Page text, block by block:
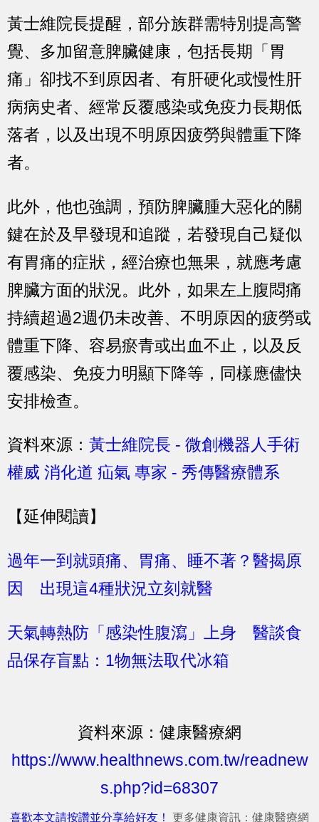
黃士維院長提醒，部分族群需特別提高警
覺、多加留意脾臟健康，包括長期「胃
痛」卻找不到原因者、有肝硬化或慢性肝
病病史者、經常反覆感染或免疫力長期低
落者，以及出現不明原因疲勞與體重下降
者。
此外，他也強調，預防脾臟腫大惡化的關
鍵在於及早發現和追蹤，若發現自己疑似
有胃痛的症狀，經治療也無果，就應考慮
脾臟方面的狀況。此外，如果左上腹悶痛
持續超過2週仍未改善、不明原因的疲勞或
體重下降、容易瘀青或出血不止，以及反
覆感染、免疫力明顯下降等，同樣應儘快
安排檢查。
資料來源： 黃士維院長 - 微創機器人手術
權威 消化道 疝氣 專家 - 秀傳醫療體系
【延伸閱讀】
過年一到就頭痛、胃痛、睡不著？醫揭原
因 出現這4種狀況立刻就醫
天氣轉熱防「感染性腹瀉」上身 醫談食
品保存盲點：1物無法取代冰箱
資料來源：健康醫療網
https://www.healthnews.com.tw/readnew
s.php?id=68307
喜歡本文請按讚並分享給好友！ 更多健康資訊：健康醫療網